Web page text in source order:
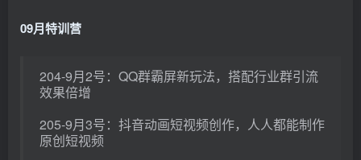
09月特训营
204-9月2号：QQ群霸屏新玩法，搭配行业群引流
效果倍增
205-9月3号：抖音动画短视频创作，人人都能制作
原创短视频